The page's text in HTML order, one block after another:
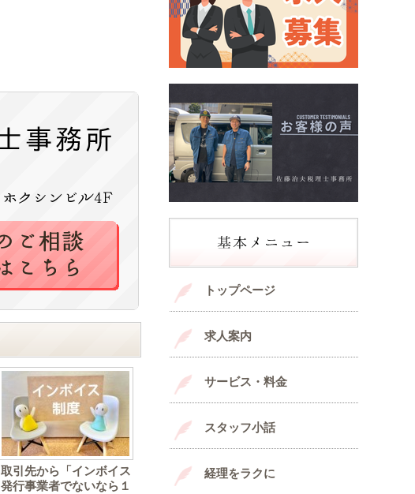
取引先から「インボイス
発行事業者でないなら１
トップページ
求人案内
サービス・料金
スタッフ小話
経理をラクに